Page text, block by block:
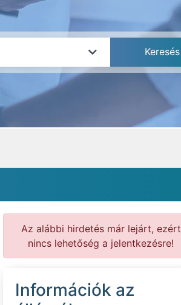
Az alábbi hirdetés már lejárt, ezért
nincs lehetőség a jelentkezésre!
Információk az